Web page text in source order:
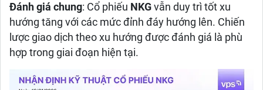
Đánh giá chung: Cổ phiếu NKG vẫn duy trì tốt xu
hướng tăng với các mức đỉnh đáy hướng lên. Chiến
lược giao dịch theo xu hướng được đánh giá là phù
hợp trong giai đoạn hiện tại.